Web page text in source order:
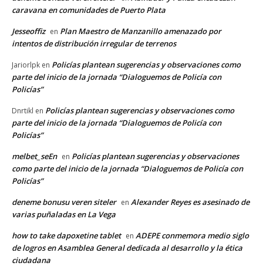
caravana en comunidades de Puerto Plata
Jesseoffiz en Plan Maestro de Manzanillo amenazado por
intentos de distribución irregular de terrenos
Jariorlpk en Policías plantean sugerencias y observaciones como
parte del inicio de la jornada “Dialoguemos de Policía con
Policías”
Dnrtikl en Policías plantean sugerencias y observaciones como
parte del inicio de la jornada “Dialoguemos de Policía con
Policías”
melbet_seEn en Policías plantean sugerencias y observaciones
como parte del inicio de la jornada “Dialoguemos de Policía con
Policías”
deneme bonusu veren siteler en Alexander Reyes es asesinado de
varias puñaladas en La Vega
how to take dapoxetine tablet en ADEPE conmemora medio siglo
de logros en Asamblea General dedicada al desarrollo y la ética
ciudadana